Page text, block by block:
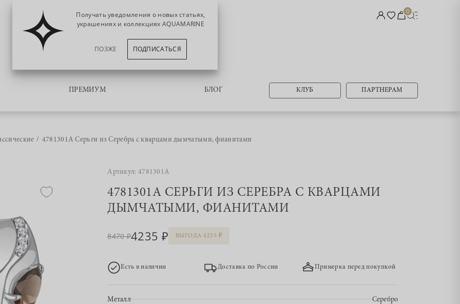
0
ПРЕМИУМ БЛОГ КЛУБ ПАРТНЕРАМ
4781301А Серьги из Серебра с кварцами дымчатыми, фианитами
Артикул: 4781301А
4781301А СЕРЬГИ ИЗ СЕРЕБРА С КВАРЦАМИ
ДЫМЧАТЫМИ, ФИАНИТАМИ
8470 4235 ВЫГОДА 4235
Есть в наличии Доставка по России Примерка перед покупкой
Металл Серебро
Получать уведомления о новых статьях,
украшениях и коллекциях AQUAMARINE
ПОЗЖЕ ПОДПИСАТЬСЯ